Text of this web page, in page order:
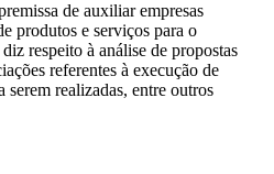
de auxiliar empresas
produtos e serviços para o
respeito à análise de propostas
referentes à execução de
serem realizadas, entre outros